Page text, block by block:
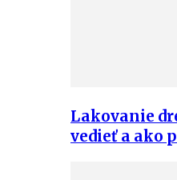
Lakovanie
vedieť a ako